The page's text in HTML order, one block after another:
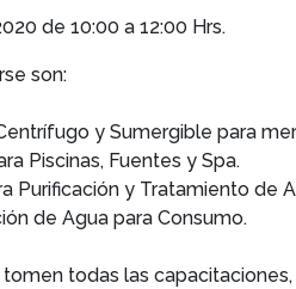
de 10:00 a 12:00 Hrs.
son:
y Sumergible para
Piscinas, Fuentes y Spa.
Purificación y Tratamiento de
de Agua para Consumo.
todas las